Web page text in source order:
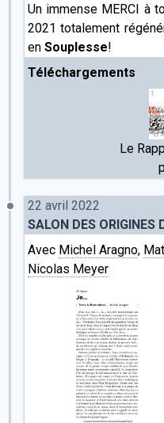
Un immense MERCI à
2021 totalement
en Souplesse!
Téléchargements
Le
22 avril 2022
SALON DES ORIGINES
Avec Michel Aragno,
Nicolas Meyer